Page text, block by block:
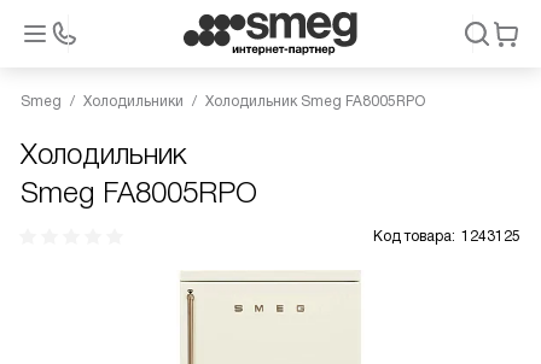
Smeg Холодильники Холодильник Smeg FA8005RPO
Холодильник
Smeg FA8005RPO
Код товара: 1243125